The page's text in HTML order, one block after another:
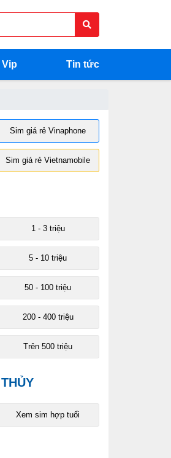
Vip Tin tức
Sim giá rẻ Vinaphone
Sim giá rẻ Vietnamobile
1 - 3 triệu
5 - 10 triệu
50 - 100 triệu
200 - 400 triệu
Trên 500 triệu
Xem sim hợp tuổi